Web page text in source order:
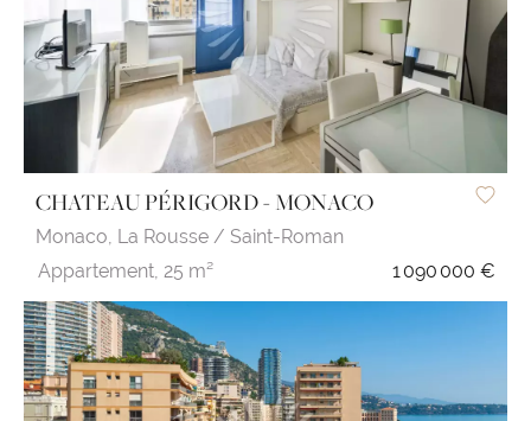
CHATEAU PÉRIGORD - MONACO
Monaco, La Rousse / Saint-Roman
Appartement, 25 m² 1 090 000 €